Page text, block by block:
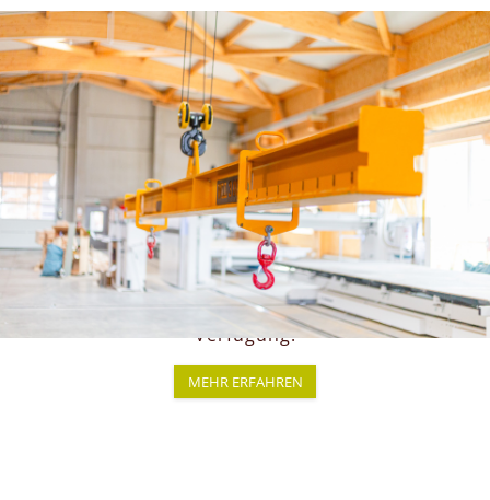
HÄUFIGE FRAGEN
Sie möchten ökologisch, individuell und
nachhaltig bauen? In unseren FAQs beantworten
wir die wichtigsten Fragen zu unseren Bauweisen,
Materialien, Angeboten und dem gesamten
Ablauf Ihres Bauprojekts. Erfahren Sie mehr über
Planung, Energieeffizienz, Eigenleistungen und
vieles mehr. Sollten noch Fragen offenbleiben,
steht Ihnen unser Team jederzeit gerne zur
Verfügung!
MEHR ERFAHREN